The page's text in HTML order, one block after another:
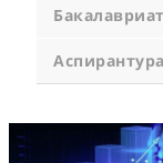
Бакалавриат